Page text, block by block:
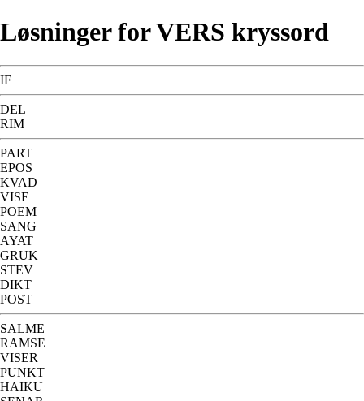
Løsninger for VERS kryssord
IF
DEL
RIM
PART
EPOS
KVAD
VISE
POEM
SANG
AYAT
GRUK
STEV
DIKT
POST
SALME
RAMSE
VISER
PUNKT
HAIKU